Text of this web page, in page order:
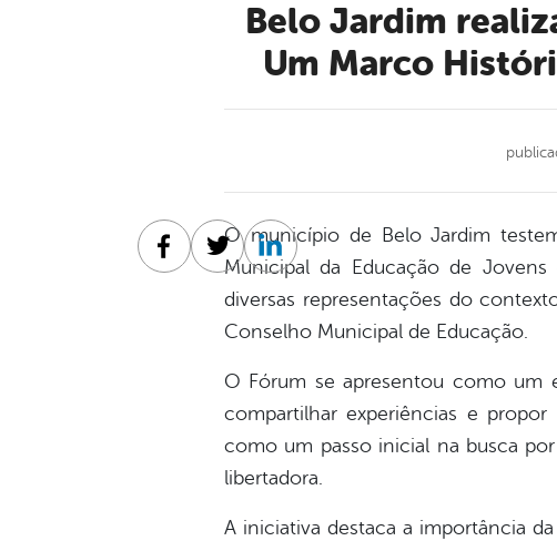
Belo Jardim realiza 1° Fórum Permanente Municipal da EJA:
Um Marco
O município de Belo Jardim
Municipal da Educação de
diversas representações do
Conselho Municipal de Educação.
O Fórum se apresentou como um
compartilhar experiências e
como um passo inicial na busca
libertadora.
A iniciativa destaca a importância
Facebook
TwitterLinkedin